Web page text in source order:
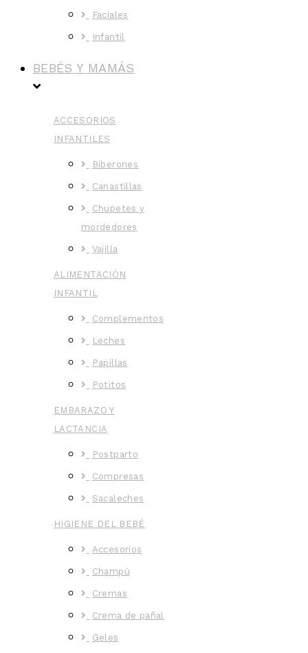
Faciales
Infantil
BEBÉS Y MAMÁS
ACCESORIOS
INFANTILES
Biberones
Canastillas
Chupetes y
mordedores
Vajilla
ALIMENTACIÓN
INFANTIL
Complementos
Leches
Papillas
Potitos
EMBARAZO Y
LACTANCIA
Postparto
Compresas
Sacaleches
HIGIENE DEL BEBÉ
Accesorios
Champú
Cremas
Crema de pañal
Geles